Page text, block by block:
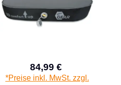
Verkaufspreis:
84,99 €
Regulärer Preis:
*Preise inkl. MwSt. zzgl.